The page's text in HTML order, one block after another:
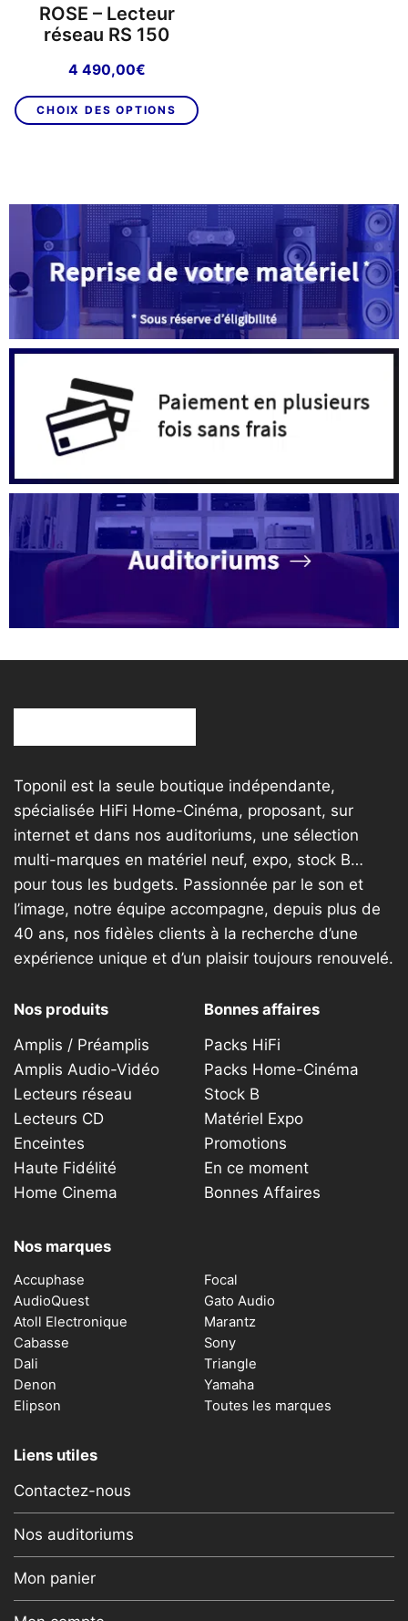
ROSE – Lecteur
réseau RS 150
4 490,00€
CHOIX DES OPTIONS
produit
Les
options
peuvent
être
choisies
sur
la
produit
Toponil est la seule boutique indépendante,
spécialisée HiFi Home-Cinéma, proposant, sur
internet et dans nos auditoriums, une sélection
multi-marques en matériel neuf, expo, stock B…
pour tous les budgets. Passionnée par le son et
l’image, notre équipe accompagne, depuis plus de
40 ans, nos fidèles clients à la recherche d’une
expérience unique et d’un plaisir toujours renouvelé.
Nos produits
Amplis / Préamplis
Amplis Audio-Vidéo
Lecteurs réseau
Lecteurs CD
Enceintes
Haute Fidélité
Home Cinema
Bonnes affaires
Packs HiFi
Packs Home-Cinéma
Stock B
Matériel Expo
Promotions
En ce moment
Bonnes Affaires
Nos marques
Accuphase
AudioQuest
Atoll Electronique
Cabasse
Dali
Denon
Elipson
Focal
Gato Audio
Marantz
Sony
Triangle
Yamaha
Toutes les marques
Liens utiles
Contactez-nous
Nos auditoriums
Mon panier